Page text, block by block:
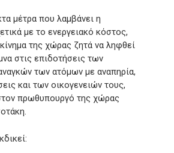
μέτρα που λαμβάνει η
με το ενεργειακό κόστος,
της χώρας ζητά να ληφθεί
στις επιδοτήσεις των
των ατόμων με αναπηρία,
και των οικογενειών τους,
πρωθυπουργό της χώρας